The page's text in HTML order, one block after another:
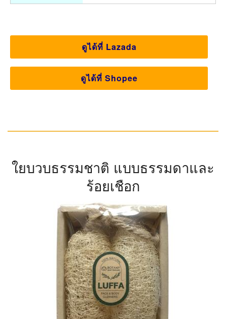
ดูได้ที่ Lazada
ดูได้ที่ Shopee
ใยบวบธรรมชาติ แบบธรรมดาและ
ร้อยเชือก